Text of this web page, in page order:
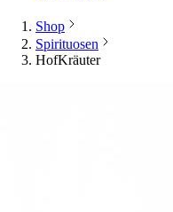
Shop
Spirituosen
HofKräuter